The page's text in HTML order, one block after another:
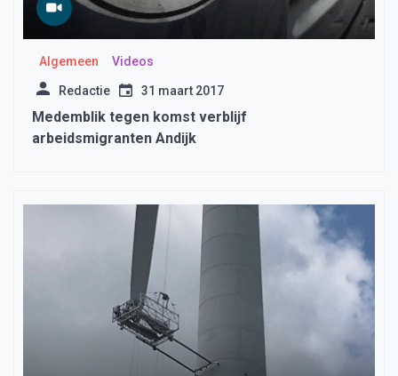
Algemeen Videos
Redactie 31 maart 2017
Medemblik tegen komst verblijf
arbeidsmigranten Andijk